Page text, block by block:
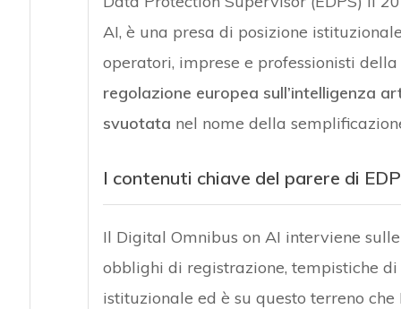
AI, è una presa di posizione
operatori, imprese e professionisti
regolazione europea sull’intelligenza
svuotata nel nome della
I contenuti chiave del parere di
Il Digital Omnibus on AI interviene
obblighi di registrazione, tempistiche
istituzionale ed è su questo terreno